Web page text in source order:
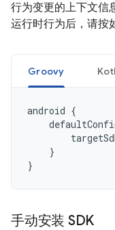
行为变更的上下文信
运行时行为后，请按
Groovy
android {
}
}
手动安装 SDK